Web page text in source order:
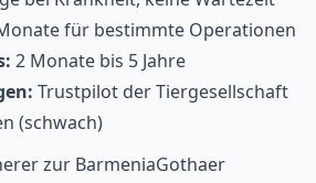
für bestimmte Operationen
2 Monate bis 5 Jahre
Trustpilot der Tiergesellschaft
(schwach)
zur BarmeniaGothaer